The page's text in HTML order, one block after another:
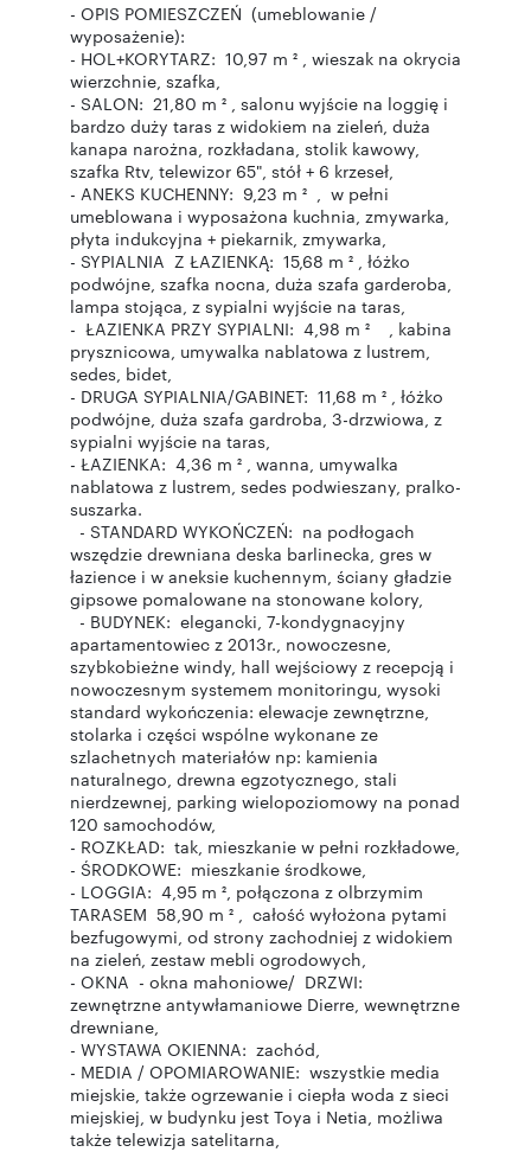
- OPIS POMIESZCZEŃ (umeblowanie /
wyposażenie):
- HOL+KORYTARZ: 10,97 m ² , wieszak na okrycia
wierzchnie, szafka,
- SALON: 21,80 m ² , salonu wyjście na loggię i
bardzo duży taras z widokiem na zieleń, duża
kanapa narożna, rozkładana, stolik kawowy,
szafka Rtv, telewizor 65", stół + 6 krzeseł,
- ANEKS KUCHENNY: 9,23 m ² , w pełni
umeblowana i wyposażona kuchnia, zmywarka,
płyta indukcyjna + piekarnik, zmywarka,
- SYPIALNIA Z ŁAZIENKĄ: 15,68 m ² , łóżko
podwójne, szafka nocna, duża szafa garderoba,
lampa stojąca, z sypialni wyjście na taras,
- ŁAZIENKA PRZY SYPIALNI: 4,98 m ² , kabina
prysznicowa, umywalka nablatowa z lustrem,
sedes, bidet,
- DRUGA SYPIALNIA/GABINET: 11,68 m ² , łóżko
podwójne, duża szafa gardroba, 3-drzwiowa, z
sypialni wyjście na taras,
- ŁAZIENKA: 4,36 m ² , wanna, umywalka
nablatowa z lustrem, sedes podwieszany, pralko-
suszarka.
- STANDARD WYKOŃCZEŃ: na podłogach
wszędzie drewniana deska barlinecka, gres w
łazience i w aneksie kuchennym, ściany gładzie
gipsowe pomalowane na stonowane kolory,
- BUDYNEK: elegancki, 7-kondygnacyjny
apartamentowiec z 2013r., nowoczesne,
szybkobieżne windy, hall wejściowy z recepcją i
nowoczesnym systemem monitoringu, wysoki
standard wykończenia: elewacje zewnętrzne,
stolarka i części wspólne wykonane ze
szlachetnych materiałów np: kamienia
naturalnego, drewna egzotycznego, stali
nierdzewnej, parking wielopoziomowy na ponad
120 samochodów,
- ROZKŁAD: tak, mieszkanie w pełni rozkładowe,
- ŚRODKOWE: mieszkanie środkowe,
- LOGGIA: 4,95 m ², połączona z olbrzymim
TARASEM 58,90 m ² , całość wyłożona pytami
bezfugowymi, od strony zachodniej z widokiem
na zieleń, zestaw mebli ogrodowych,
- OKNA - okna mahoniowe/ DRZWI:
zewnętrzne antywłamaniowe Dierre, wewnętrzne
drewniane,
- WYSTAWA OKIENNA: zachód,
- MEDIA / OPOMIAROWANIE: wszystkie media
miejskie, także ogrzewanie i ciepła woda z sieci
miejskiej, w budynku jest Toya i Netia, możliwa
także telewizja satelitarna,